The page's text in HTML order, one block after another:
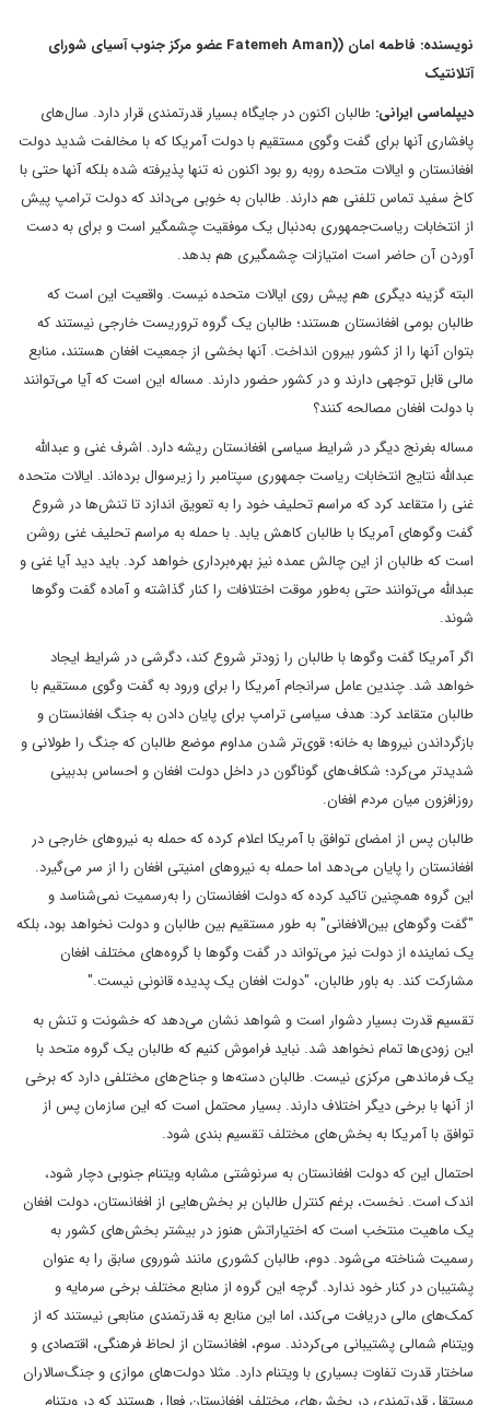
نویسنده: فاطمه امان ((Fatemeh Aman عضو مرکز جنوب آسیای شورای
آتلانتیک
دیپلماسی ایرانی: طالبان اکنون در جایگاه بسیار قدرتمندی قرار دارد. سال‌های
پافشاری آنها برای گفت وگوی مستقیم با دولت آمریکا که با مخالفت شدید دولت
افغانستان و ایالات متحده روبه رو بود اکنون نه تنها پذیرفته شده بلکه آنها حتی با
کاخ سفید تماس تلفنی هم دارند. طالبان به خوبی می‌داند که دولت ترامپ پیش
از انتخابات ریاست‌جمهوری به‌دنبال یک موفقیت چشمگیر است و برای به دست
آوردن آن حاضر است امتیازات چشمگیری هم بدهد.
البته گزینه‌ دیگری هم پیش روی ایالات متحده نیست. واقعیت این است که
طالبان بومی افغانستان هستند؛ طالبان یک گروه تروریست خارجی نیستند که
بتوان آنها را از کشور بیرون انداخت. آنها بخشی از جمعیت افغان هستند، منابع
مالی قابل ‌توجهی دارند و در کشور حضور دارند. مساله این است که آیا می‌توانند
با دولت افغان مصالحه کنند؟
مساله بغرنج دیگر در شرایط سیاسی افغانستان ریشه دارد. اشرف غنی و عبدالله
عبدالله نتایج انتخابات ریاست جمهوری سپتامبر را زیرسوال برده‌اند. ایالات متحده
غنی را متقاعد کرد که مراسم تحلیف خود را به تعویق اندازد تا تنش‌ها در شروع
گفت وگوهای آمریکا با طالبان کاهش یابد. با حمله به مراسم تحلیف غنی روشن
است که طالبان از این چالش عمده نیز بهره‌برداری خواهد کرد. باید دید آیا غنی و
عبدالله می‌توانند حتی به‌طور موقت اختلافات را کنار گذاشته و آماده گفت وگوها
شوند.
اگر آمریکا گفت وگوها با طالبان را زودتر شروع کند، دگرشی در شرایط ایجاد
خواهد شد. چندین عامل سرانجام آمریکا را برای ورود به گفت وگوی مستقیم با
طالبان متقاعد کرد: هدف سیاسی ترامپ برای پایان دادن به جنگ افغانستان و
بازگرداندن نیروها به خانه؛ قوی‌تر شدن مداوم موضع طالبان که جنگ را طولانی و
شدیدتر می‌کرد؛ شکاف‌های گوناگون در داخل دولت افغان و احساس بدبینی
روزافزون میان مردم افغان.
طالبان پس از امضای توافق با آمریکا اعلام کرده که حمله به نیروهای خارجی در
افغانستان را پایان می‌دهد اما حمله به نیروهای امنیتی افغان را از سر می‌گیرد.
این گروه همچنین تاکید کرده که دولت افغانستان را به‌رسمیت نمی‌شناسد و
"گفت وگوهای بین‌الافغانی" به طور مستقیم بین طالبان و دولت نخواهد بود، بلکه
یک نماینده از دولت نیز می‌تواند در گفت وگوها با گروه‌های مختلف افغان
مشارکت کند. به باور طالبان، "دولت افغان یک پدیده قانونی نیست."
تقسیم قدرت بسیار دشوار است و شواهد نشان می‌دهد که خشونت و تنش به
این زودی‌ها تمام نخواهد شد. نباید فراموش کنیم که طالبان یک گروه متحد با
یک فرماندهی مرکزی نیست. طالبان دسته‌ها و جناح‌های مختلفی دارد که برخی
از آنها با برخی دیگر اختلاف دارند. بسیار محتمل است که این سازمان پس از
توافق با آمریکا به بخش‌های مختلف تقسیم بندی شود.
احتمال این که دولت افغانستان به سرنوشتی مشابه ویتنام جنوبی دچار شود،
اندک است. نخست، برغم کنترل طالبان بر بخش‌هایی از افغانستان، دولت افغان
یک ماهیت منتخب است که اختیاراتش هنوز در بیشتر بخش‌های کشور به
رسمیت شناخته می‌شود. دوم، طالبان کشوری مانند شوروی سابق را به عنوان
پشتیبان در کنار خود ندارد. گرچه این گروه از منابع مختلف برخی سرمایه و
کمک‌های مالی دریافت می‌کند، اما این منابع به قدرتمندی منابعی نیستند که از
ویتنام شمالی پشتیبانی می‌کردند. سوم، افغانستان از لحاظ فرهنگی، اقتصادی و
ساختار قدرت تفاوت بسیاری با ویتنام دارد. مثلا دولت‌های موازی و جنگ‌سالاران